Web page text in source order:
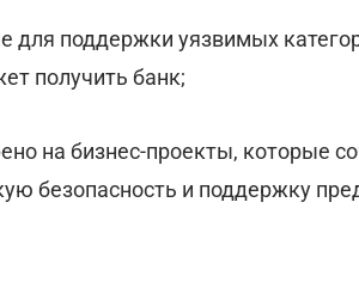
для поддержки уязвимых
получить банк;
на бизнес-проекты, которые
безопасность и поддержку